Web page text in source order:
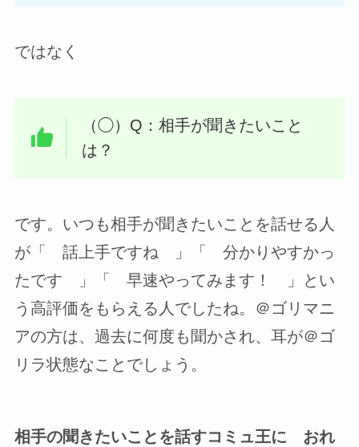
ではなく
（◯）Q：相手が聞きたいこと
は？
です。いつも相手が聞きたいことを話せる人
が「 話上手ですね 」「 分かりやすかっ
たです 」「 早速やってみます！ 」とい
う高評価をもらえる人でしたね。＠ゴリマニ
アの方は、過去に何度も聞かされ、耳が＠ゴ
リラ状態なことでしょう。
相手の聞きたいことを話すコミュ王に おれ